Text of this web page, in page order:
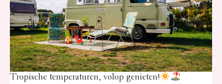
Tropische temperaturen, volop genieten!